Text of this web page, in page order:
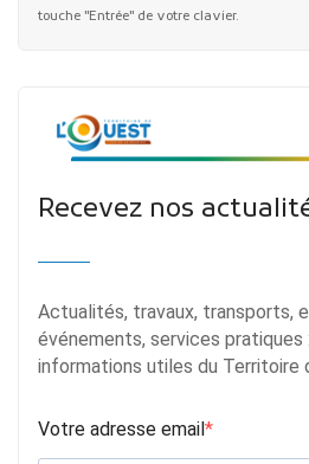
touche "Entrée" de votre clavier.
Recevez nos
Actualités, travaux, transports,
événements, services pratiques
informations utiles du Territoire
Votre adresse email